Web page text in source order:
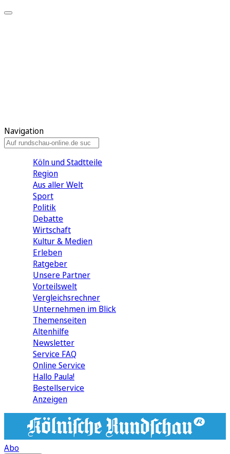
Navigation
Köln und Stadtteile
Region
Aus aller Welt
Sport
Politik
Debatte
Wirtschaft
Kultur & Medien
Erleben
Ratgeber
Unsere Partner
Vorteilswelt
Vergleichsrechner
Unternehmen im Blick
Themenseiten
Altenhilfe
Newsletter
Service FAQ
Online Service
Hallo Paula!
Bestellservice
Anzeigen
Abo